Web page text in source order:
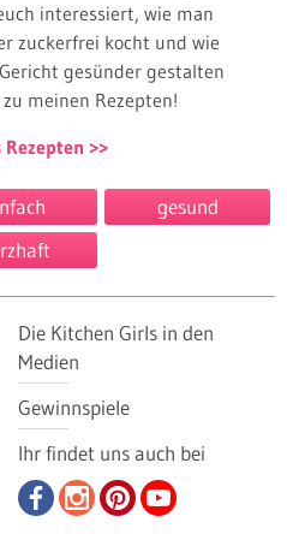
interessiert, wie man
zuckerfrei kocht und wie
gesünder gestalten
meinen Rezepten!
gesund
Die Kitchen Girls in den
Medien
Gewinnspiele
Ihr findet uns auch bei